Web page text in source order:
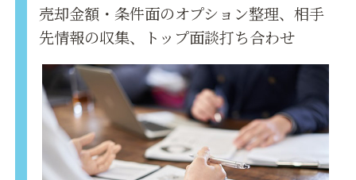
売却金額・条件面のオプション整理、相手
先情報の収集、トップ面談打ち合わせ